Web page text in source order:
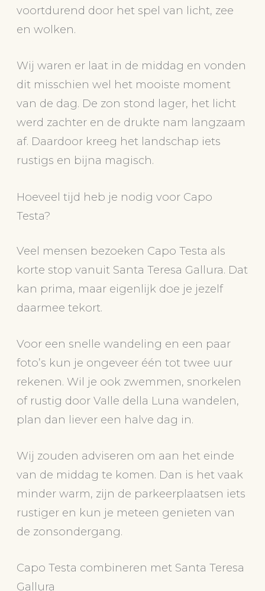
voortdurend door het spel van licht, zee
en wolken.
Wij waren er laat in de middag en vonden
dit misschien wel het mooiste moment
van de dag. De zon stond lager, het licht
werd zachter en de drukte nam langzaam
af. Daardoor kreeg het landschap iets
rustigs en bijna magisch.
Hoeveel tijd heb je nodig voor Capo
Testa?
Veel mensen bezoeken Capo Testa als
korte stop vanuit Santa Teresa Gallura. Dat
kan prima, maar eigenlijk doe je jezelf
daarmee tekort.
Voor een snelle wandeling en een paar
foto’s kun je ongeveer één tot twee uur
rekenen. Wil je ook zwemmen, snorkelen
of rustig door Valle della Luna wandelen,
plan dan liever een halve dag in.
Wij zouden adviseren om aan het einde
van de middag te komen. Dan is het vaak
minder warm, zijn de parkeerplaatsen iets
rustiger en kun je meteen genieten van
de zonsondergang.
Capo Testa combineren met Santa Teresa
Gallura